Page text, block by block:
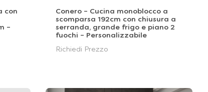
con
–
Conero – Cucina monoblocco a
scomparsa 192cm con chiusura a
serranda, grande frigo e piano 2
fuochi – Personalizzabile
Richiedi Prezzo